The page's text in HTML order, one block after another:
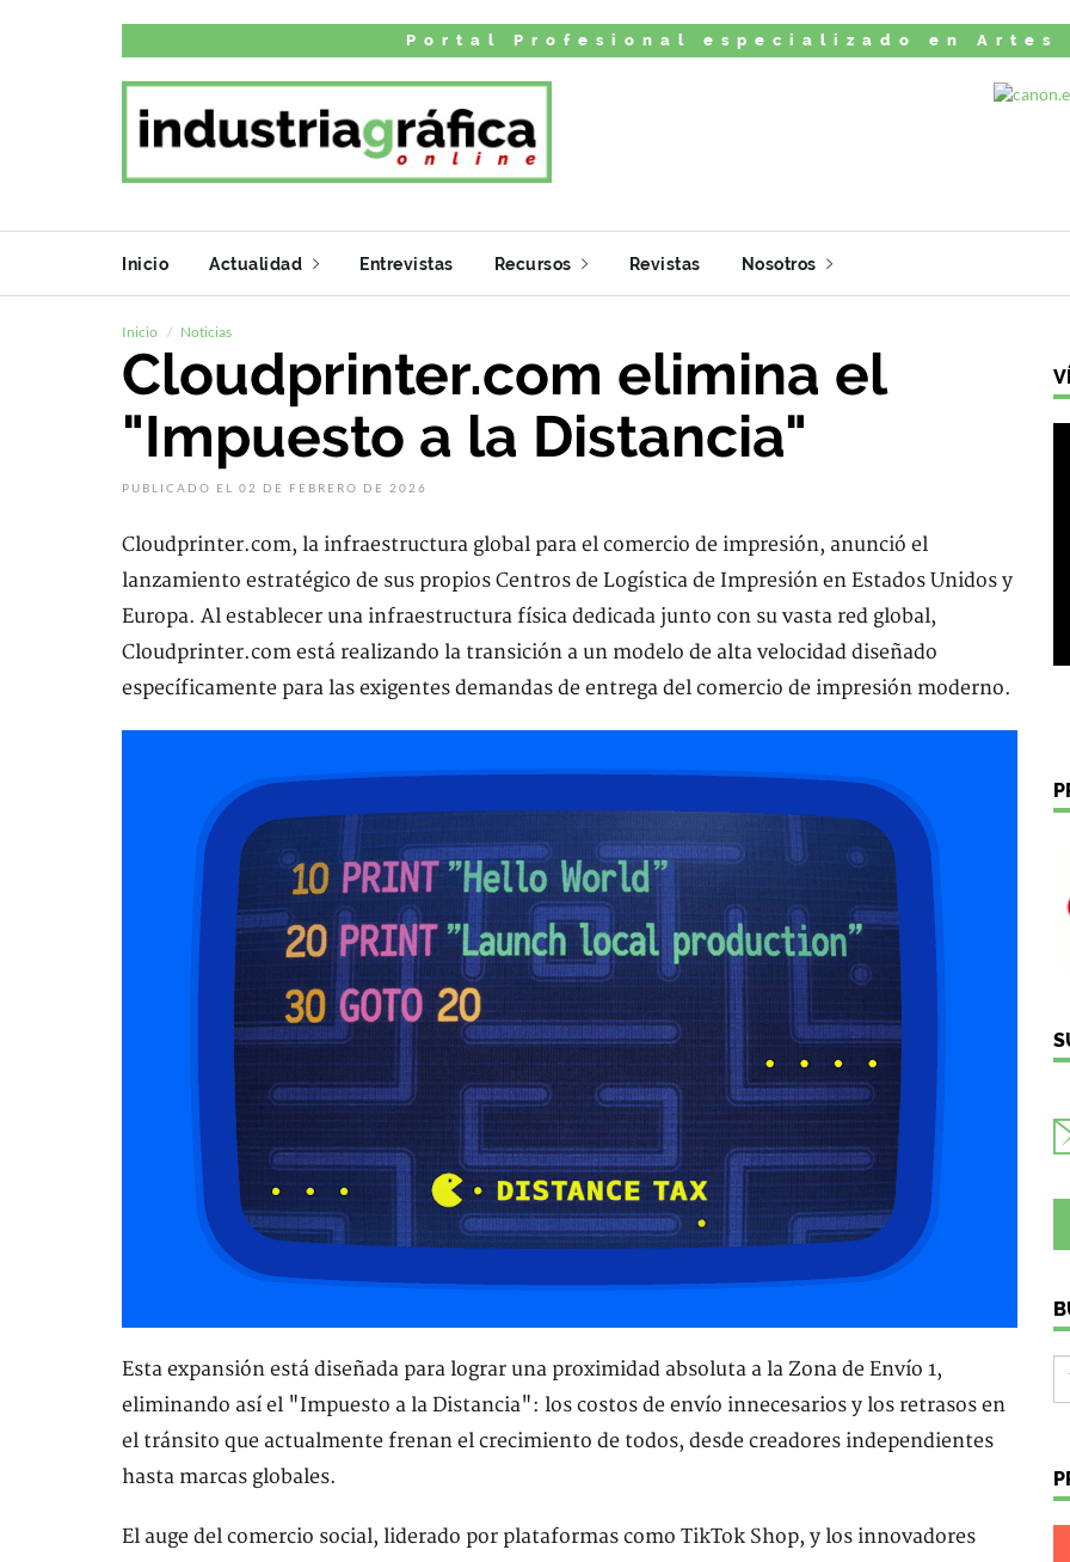
Portal Profesional especializado en Artes
Inicio Actualidad Entrevistas Recursos Revistas Nosotros
Inicio Noticias
Cloudprinter.com elimina el
"Impuesto a la Distancia"
PUBLICADO EL 02 DE FEBRERO DE 2026
Cloudprinter.com, la infraestructura global para el comercio de impresión, anunció el
lanzamiento estratégico de sus propios Centros de Logística de Impresión en Estados Unidos y
Europa. Al establecer una infraestructura física dedicada junto con su vasta red global,
Cloudprinter.com está realizando la transición a un modelo de alta velocidad diseñado
específicamente para las exigentes demandas de entrega del comercio de impresión moderno.
Esta expansión está diseñada para lograr una proximidad absoluta a la Zona de Envío 1,
eliminando así el "Impuesto a la Distancia": los costos de envío innecesarios y los retrasos en
el tránsito que actualmente frenan el crecimiento de todos, desde creadores independientes
hasta marcas globales.
El auge del comercio social, liderado por plataformas como TikTok Shop, y los innovadores